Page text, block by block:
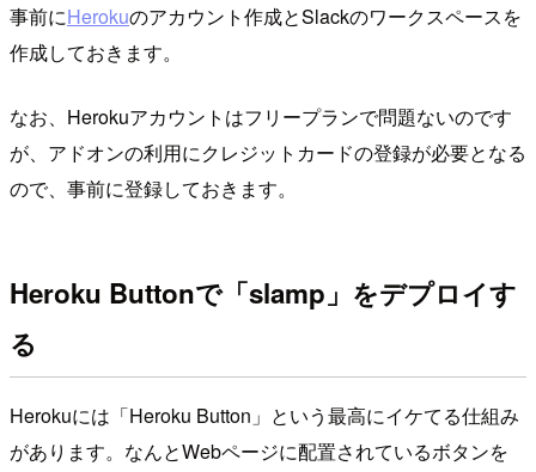
事前にHerokuのアカウント作成とSlackのワークスペースを
作成しておきます。
なお、Herokuアカウントはフリープランで問題ないのです
が、アドオンの利用にクレジットカードの登録が必要となる
ので、事前に登録しておきます。
Heroku Buttonで「slamp」をデプロイす
る
Herokuには「Heroku Button」という最高にイケてる仕組み
があります。なんとWebページに配置されているボタンを